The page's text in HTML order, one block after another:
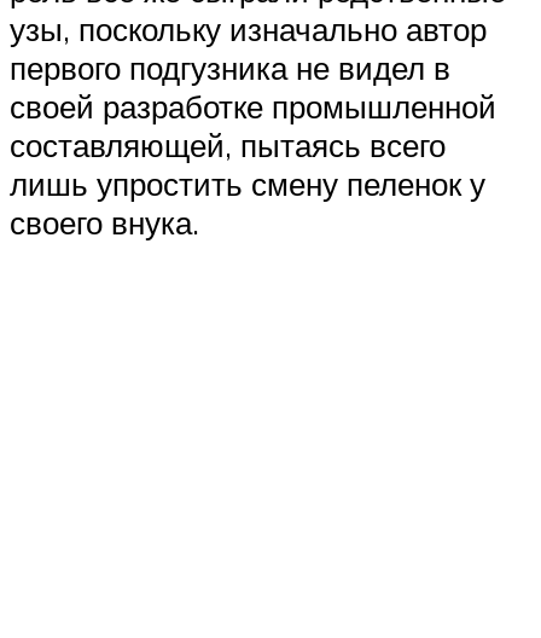
узы, поскольку изначально автор
первого подгузника не видел в
своей разработке промышленной
составляющей, пытаясь всего
лишь упростить смену пеленок у
своего внука.